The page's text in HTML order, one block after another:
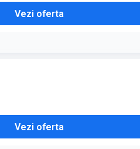
Vezi oferta
Vezi oferta